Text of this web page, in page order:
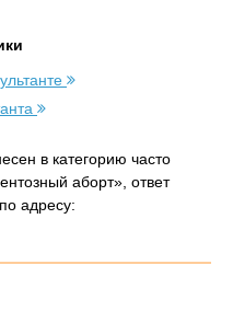
в категорию часто
аборт», ответ
адресу: